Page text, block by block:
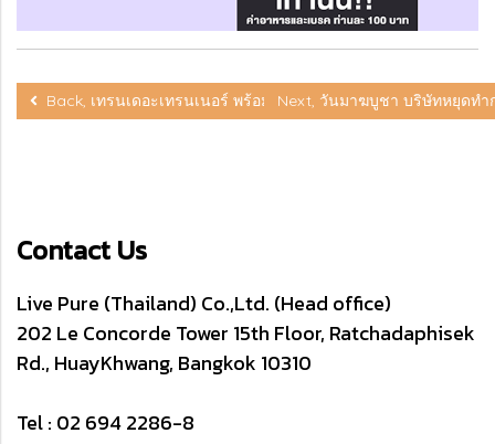
Back, เทรนเดอะเทรนเนอร์ พร้อม WORKSHOP ในการแนะนำบ
Next, วันมาฆบูชา บริษัทหยุดท
Contact Us
Live Pure (Thailand) Co.,Ltd. (Head office)
202 Le Concorde Tower 15th Floor, Ratchadaphisek
Rd., HuayKhwang, Bangkok 10310
Tel : 02 694 2286-8